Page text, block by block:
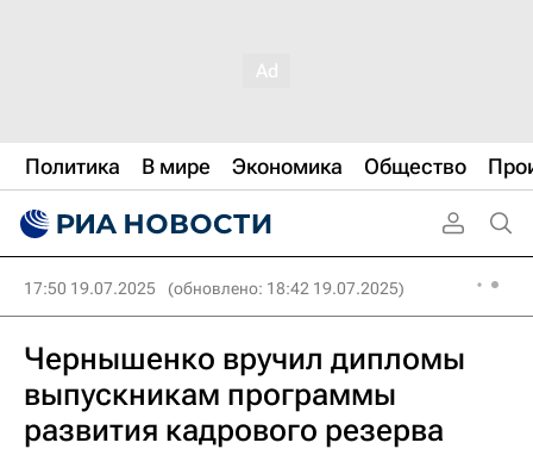
Политика В мире Экономика Общество
17:50 19.07.2025 (обновлено: 18:42 19.07.2025)
Чернышенко вручил дипломы
выпускникам программы
развития кадрового резерва